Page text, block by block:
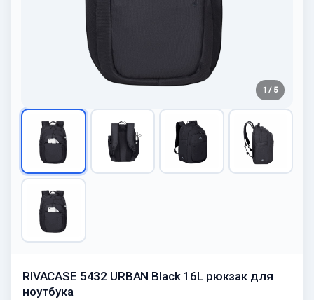
1 / 5
RIVACASE 5432 URBAN Black 16L рюкзак для
ноутбука